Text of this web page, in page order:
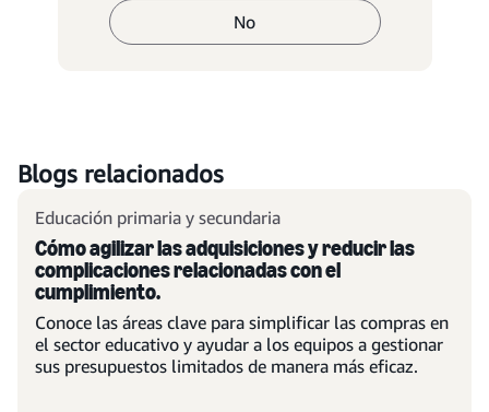
No
Blogs relacionados
Educación primaria y secundaria
Cómo agilizar las adquisiciones y reducir las
complicaciones relacionadas con el
cumplimiento.
Conoce las áreas clave para simplificar las compras en
el sector educativo y ayudar a los equipos a gestionar
sus presupuestos limitados de manera más eficaz.